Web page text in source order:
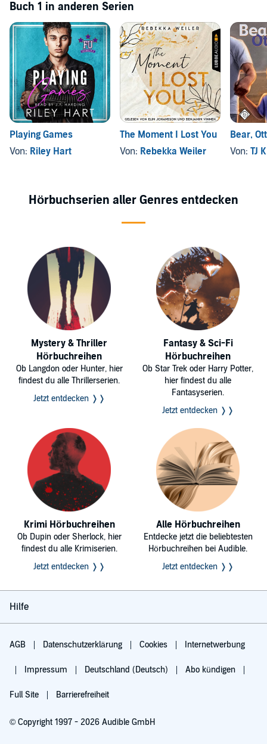
Buch 1 in anderen Serien
Playing Games
Von: Riley Hart
The Moment I Lost You
Von: Rebekka Weiler
Bear,
Von: TJ
Hörbuchserien aller Genres entdecken
Mystery & Thriller
Hörbuchreihen
Ob Langdon oder Hunter, hier
findest du alle Thrillerserien.
Jetzt entdecken ❭❭
Fantasy & Sci-Fi
Hörbuchreihen
Ob Star Trek oder Harry Potter,
hier findest du alle
Fantasyserien.
Jetzt entdecken ❭❭
Krimi Hörbuchreihen
Ob Dupin oder Sherlock, hier
findest du alle Krimiserien.
Jetzt entdecken ❭❭
Alle Hörbuchreihen
Entdecke jetzt die beliebtesten
Hörbuchreihen bei Audible.
Jetzt entdecken ❭❭
Hilfe
AGB Datenschutzerklärung Cookies Internetwerbung
Impressum Deutschland (Deutsch) Abo kündigen
Full Site Barrierefreiheit
© Copyright 1997 - 2026 Audible GmbH